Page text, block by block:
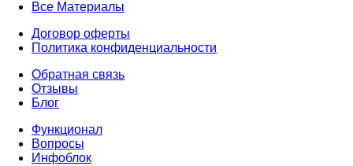
Все Материалы
Договор оферты
Политика конфиденциальности
Обратная связь
Отзывы
Блог
Функционал
Вопросы
Инфоблок